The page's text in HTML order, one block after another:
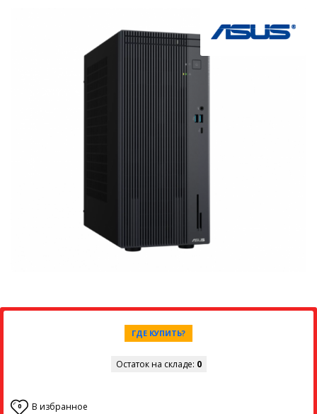
ГДЕ КУПИТЬ?
Остаток на складе: 0
0 В избранное